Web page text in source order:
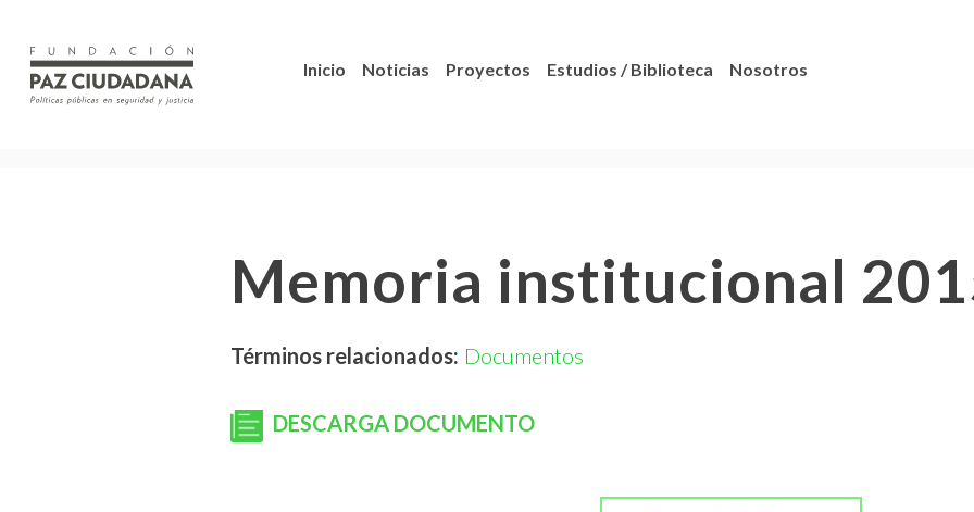
Inicio Noticias Proyectos Estudios / Biblioteca Nosotros
Memoria institucional
Términos relacionados: Documentos
DESCARGA DOCUMENTO